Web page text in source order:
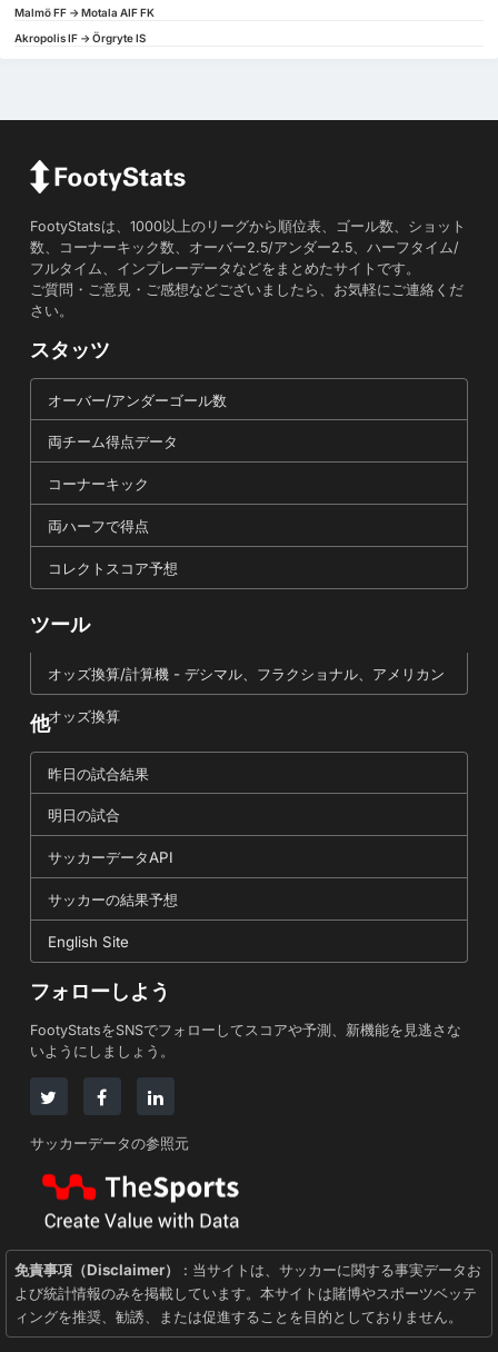
Malmö FF -> Motala AIF FK
Akropolis IF -> Örgryte IS
FootyStatsは、1000以上のリーグから順位表、ゴール数、ショット
数、コーナーキック数、オーバー2.5/アンダー2.5、ハーフタイム/
フルタイム、インプレーデータなどをまとめたサイトです。
ご質問・ご意見・ご感想などございましたら、お気軽にご連絡くだ
さい。
スタッツ
オーバー/アンダーゴール数
両チーム得点データ
コーナーキック
両ハーフで得点
コレクトスコア予想
ツール
オッズ換算/計算機 - デシマル、フラクショナル、アメリカン
オッズ換算
他
昨日の試合結果
明日の試合
サッカーデータAPI
サッカーの結果予想
English Site
フォローしよう
FootyStatsをSNSでフォローしてスコアや予測、新機能を見逃さな
いようにしましょう。
サッカーデータの参照元
免責事項（Disclaimer）
: 当サイトは、サッカーに関する事実データお
よび統計情報のみを掲載しています。本サイトは賭博やスポーツベッテ
ィングを推奨、勧誘、または促進することを目的としておりません。